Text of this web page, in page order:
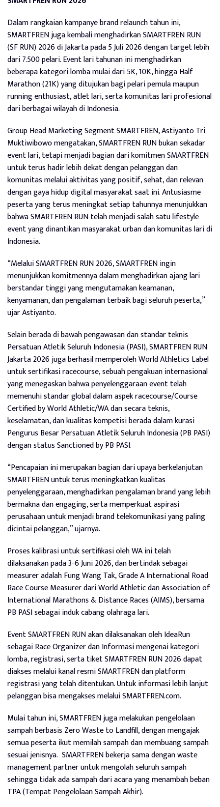
Dalam rangkaian kampanye brand relaunch tahun ini,
SMARTFREN juga kembali menghadirkan SMARTFREN RUN
(SF RUN) 2026 di Jakarta pada 5 Juli 2026 dengan target lebih
dari 7.500 pelari. Event lari tahunan ini menghadirkan
beberapa kategori lomba mulai dari 5K, 10K, hingga Half
Marathon (21K) yang ditujukan bagi pelari pemula maupun
running enthusiast, atlet lari, serta komunitas lari profesional
dari berbagai wilayah di Indonesia.
Group Head Marketing Segment SMARTFREN, Astiyanto Tri
Muktiwibowo mengatakan, SMARTFREN RUN bukan sekadar
event lari, tetapi menjadi bagian dari komitmen SMARTFREN
untuk terus hadir lebih dekat dengan pelanggan dan
komunitas melalui aktivitas yang positif, sehat, dan relevan
dengan gaya hidup digital masyarakat saat ini. Antusiasme
peserta yang terus meningkat setiap tahunnya menunjukkan
bahwa SMARTFREN RUN telah menjadi salah satu lifestyle
event yang dinantikan masyarakat urban dan komunitas lari di
Indonesia.
“Melalui SMARTFREN RUN 2026, SMARTFREN ingin
menunjukkan komitmennya dalam menghadirkan ajang lari
berstandar tinggi yang mengutamakan keamanan,
kenyamanan, dan pengalaman terbaik bagi seluruh peserta,”
ujar Astiyanto.
Selain berada di bawah pengawasan dan standar teknis
Persatuan Atletik Seluruh Indonesia (PASI), SMARTFREN RUN
Jakarta 2026 juga berhasil memperoleh World Athletics Label
untuk sertifikasi racecourse, sebuah pengakuan internasional
yang menegaskan bahwa penyelenggaraan event telah
memenuhi standar global dalam aspek racecourse/Course
Certified by World Athletic/WA dan secara teknis,
keselamatan, dan kualitas kompetisi berada dalam kurasi
Pengurus Besar Persatuan Atletik Seluruh Indonesia (PB PASI)
dengan status Sanctioned by PB PASI.
“Pencapaian ini merupakan bagian dari upaya berkelanjutan
SMARTFREN untuk terus meningkatkan kualitas
penyelenggaraan, menghadirkan pengalaman brand yang lebih
bermakna dan engaging, serta memperkuat aspirasi
perusahaan untuk menjadi brand telekomunikasi yang paling
dicintai pelanggan,” ujarnya.
Proses kalibrasi untuk sertifikasi oleh WA ini telah
dilaksanakan pada 3-6 Juni 2026, dan bertindak sebagai
measurer adalah Fung Wang Tak, Grade A International Road
Race Course Measurer dari World Athletic dan Association of
International Marathons & Distance Races (AIMS), bersama
PB PASI sebagai induk cabang olahraga lari.
Event SMARTFREN RUN akan dilaksanakan oleh IdeaRun
sebagai Race Organizer dan Informasi mengenai kategori
lomba, registrasi, serta tiket SMARTFREN RUN 2026 dapat
diakses melalui kanal resmi SMARTFREN dan platform
registrasi yang telah ditentukan. Untuk informasi lebih lanjut
pelanggan bisa mengakses melalui SMARTFREN.com.
Mulai tahun ini, SMARTFREN juga melakukan pengelolaan
sampah berbasis Zero Waste to Landfill, dengan mengajak
semua peserta ikut memilah sampah dan membuang sampah
sesuai jenisnya. SMARTFREN bekerja sama dengan waste
management partner untuk mengolah seluruh sampah
sehingga tidak ada sampah dari acara yang menambah beban
TPA (Tempat Pengelolaan Sampah Akhir).